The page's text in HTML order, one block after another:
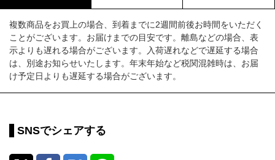
複数商品をお買上の場合、到着までに2週間前後お時間をいただく
ことがございます。お届けまでの目安です。離島などの場合、表
示よりも遅れる場合がございます。入荷遅れなどで遅延する場合
は、別途お知らせいたします。年末年始など税関混雑時は、お届
け予定日よりも遅延する場合がございます。
SNSでシェアする